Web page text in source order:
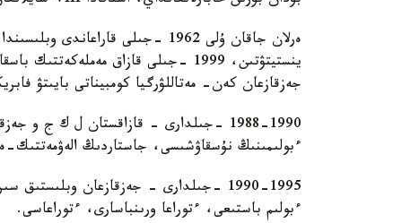
ينستيتۋتىن، 1999 -جىلى قازاق
جەزقازعان كەن- مەتاللۋرگيا كومبيناتى بايىتۋ
1988-1990 -جىلدارى - قازاقستان ل ك ج
ءبولىمىنىڭ نۇسقاۋشىسى، جاستاردىڭ الەۋمەتتىك-
1990-1995 -جىلدارى - جەزقازعان
ءبولىم باستىعى، ءتوراعا ورىنباسارى، ءتوراعاسى.